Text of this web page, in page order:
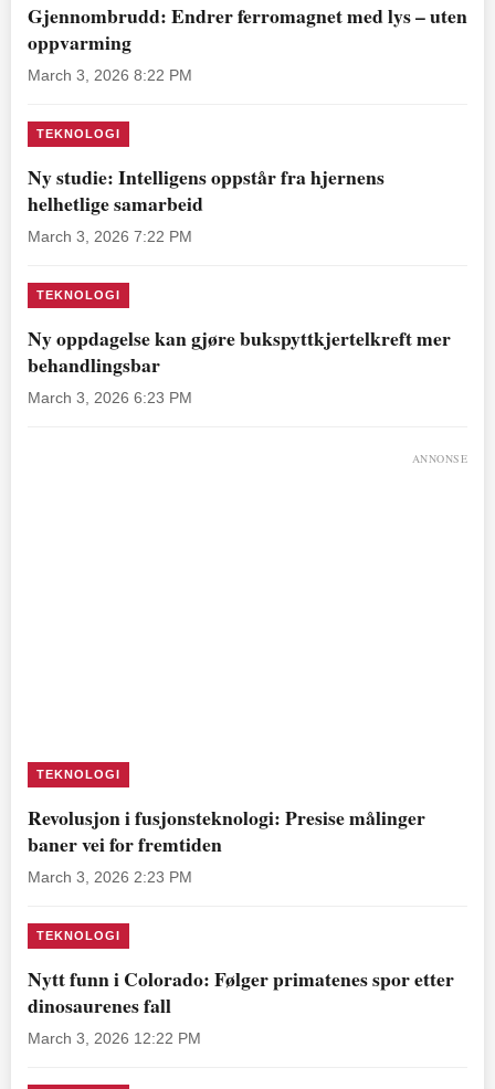
Gjennombrudd: Endrer ferromagnet med lys – uten
oppvarming
March 3, 2026 8:22 PM
TEKNOLOGI
Ny studie: Intelligens oppstår fra hjernens
helhetlige samarbeid
March 3, 2026 7:22 PM
TEKNOLOGI
Ny oppdagelse kan gjøre bukspyttkjertelkreft mer
behandlingsbar
March 3, 2026 6:23 PM
ANNONSE
TEKNOLOGI
Revolusjon i fusjonsteknologi: Presise målinger
baner vei for fremtiden
March 3, 2026 2:23 PM
TEKNOLOGI
Nytt funn i Colorado: Følger primatenes spor etter
dinosaurenes fall
March 3, 2026 12:22 PM